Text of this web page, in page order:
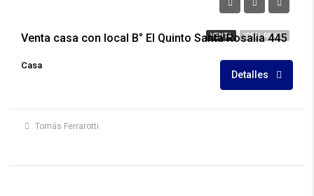
VENTA IDEAL RENTA
Venta casa con local B° El Quinto Santa Rosalia 445
Casa
Detalles
Tomás Ferrarotti